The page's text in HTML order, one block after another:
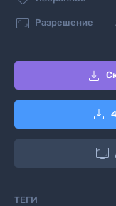
 Разрешение



ТЕГИ